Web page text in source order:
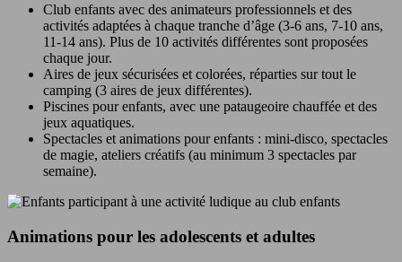
Club enfants avec des animateurs professionnels et des
activités adaptées à chaque tranche d’âge (3-6 ans, 7-10 ans,
11-14 ans). Plus de 10 activités différentes sont proposées
chaque jour.
Aires de jeux sécurisées et colorées, réparties sur tout le
camping (3 aires de jeux différentes).
Piscines pour enfants, avec une pataugeoire chauffée et des
jeux aquatiques.
Spectacles et animations pour enfants : mini-disco, spectacles
de magie, ateliers créatifs (au minimum 3 spectacles par
semaine).
Animations pour les adolescents et adultes